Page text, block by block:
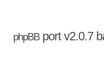
phpBBport v2.0.7